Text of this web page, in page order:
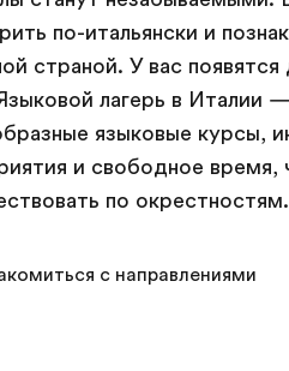
по-итальянски и
страной. У вас появятся
лагерь в Италии
языковые курсы,
и свободное время,
по окрестностям.
с направлениями